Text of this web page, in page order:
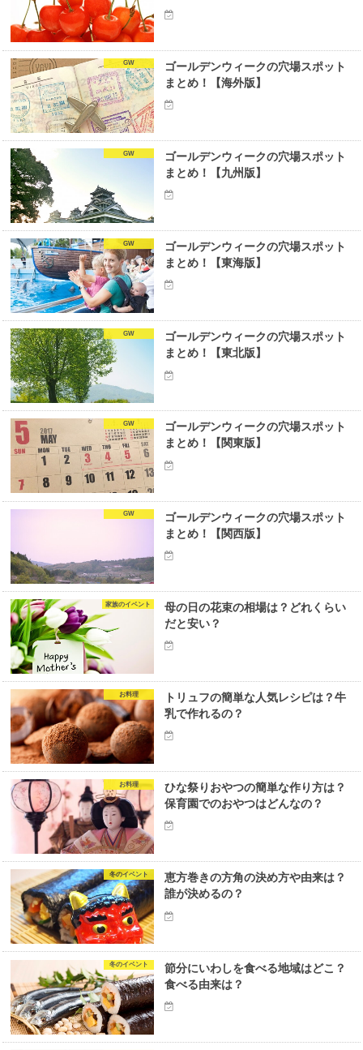
GW
ゴールデンウィークの穴場スポット
まとめ！【海外版】
GW
ゴールデンウィークの穴場スポット
まとめ！【九州版】
GW
ゴールデンウィークの穴場スポット
まとめ！【東海版】
GW
ゴールデンウィークの穴場スポット
まとめ！【東北版】
GW
ゴールデンウィークの穴場スポット
まとめ！【関東版】
GW
ゴールデンウィークの穴場スポット
まとめ！【関西版】
家族のイベント
母の日の花束の相場は？どれくらい
だと安い？
お料理
トリュフの簡単な人気レシピは？牛
乳で作れるの？
お料理
ひな祭りおやつの簡単な作り方は？
保育園でのおやつはどんなの？
冬のイベント
恵方巻きの方角の決め方や由来は？
誰が決めるの？
冬のイベント
節分にいわしを食べる地域はどこ？
食べる由来は？